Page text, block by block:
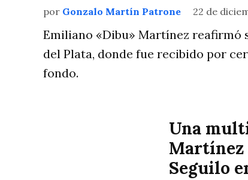
por Gonzalo Martín Patrone 22 de
Emiliano «Dibu» Martínez reafirmó
del Plata, donde fue recibido por
fondo.
Una
Martínez
Seguilo